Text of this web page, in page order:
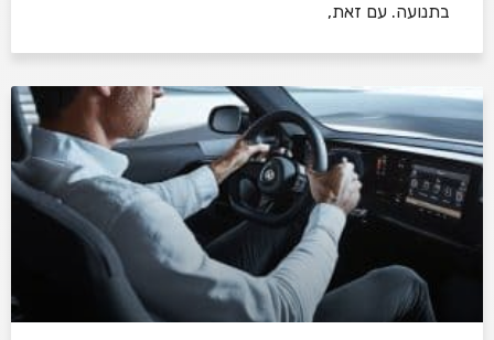
בתנועה. עם זאת,